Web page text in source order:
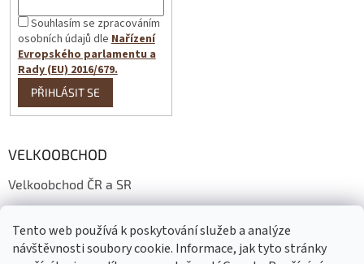
Tento web používá k poskytování služeb a analýze
návštěvnosti soubory cookie. Informace, jak tyto stránky
Souhlasím se zpracováním
osobních údajů dle Nařízení
Evropského parlamentu a
Rady (EU) 2016/679.
PŘIHLÁSIT SE
VELKOOBCHOD
Velkoobchod ČR a SR
Großhandelsbedingungen